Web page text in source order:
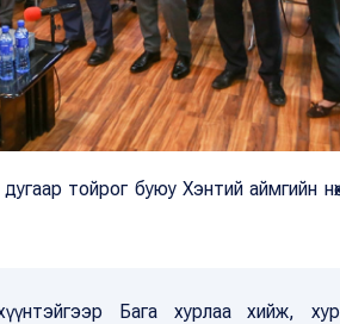
тойрог буюу Хэнтий аймгийн
Бага хурлаа хийж,